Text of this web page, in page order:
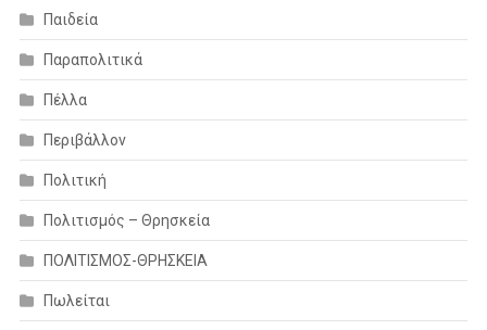
Παιδεία
Παραπολιτικά
Πέλλα
Περιβάλλον
Πολιτική
Πολιτισμός – Θρησκεία
ΠΟΛΙΤΙΣΜΟΣ-ΘΡΗΣΚΕΙΑ
Πωλείται